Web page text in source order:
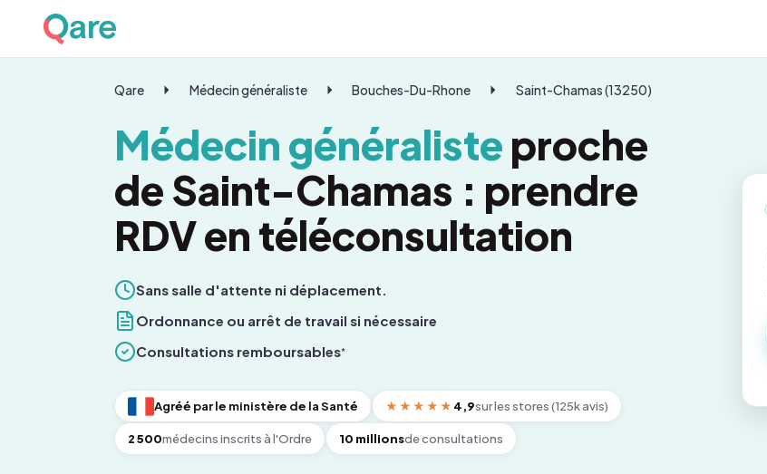
Qare Médecin généraliste Bouches-Du-Rhone Saint-Chamas (13250)
Médecin généralisteproche
de Saint-Chamas : prendre
RDV en téléconsultation
Sans salle d'attente ni déplacement.
Ordonnance ou arrêt de travail si nécessaire
Consultations remboursables*
Agréé par le ministère de la Santé ★★★★★ 4,9sur les stores (125k avis)
2 500médecins inscrits à l'Ordre 10 millionsde consultations